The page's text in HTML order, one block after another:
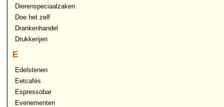
Dierenspeciaalzaken
Doe het zelf
Drankenhandel
Drukkerijen
E
Edelstenen
Eetcafés
Espressobar
Evenementen